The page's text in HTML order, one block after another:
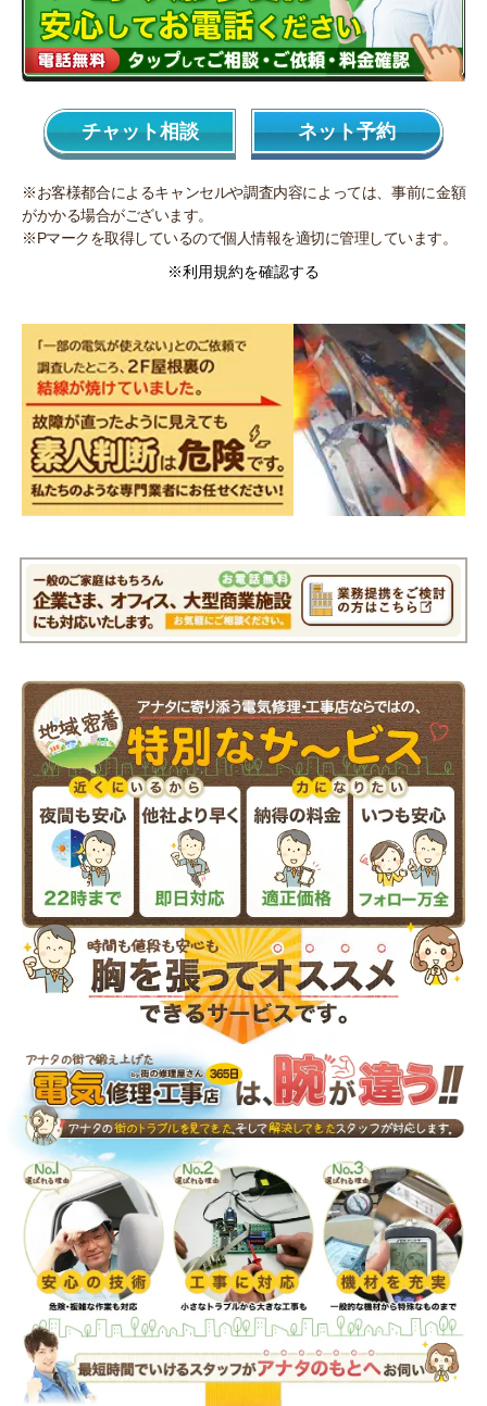
チャット相談 ネット予約
※お客様都合によるキャンセルや調査内容によっては、事前に金額
がかかる場合がございます。
※Pマークを取得しているので個人情報を適切に管理しています。
※利用規約を確認する